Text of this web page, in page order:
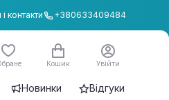
контакти +380633409484
Кошик Увійти
Новинки Відгуки